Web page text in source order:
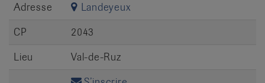
Adresse
Landeyeux
CP
2043
Lieu
Val-de-Ruz